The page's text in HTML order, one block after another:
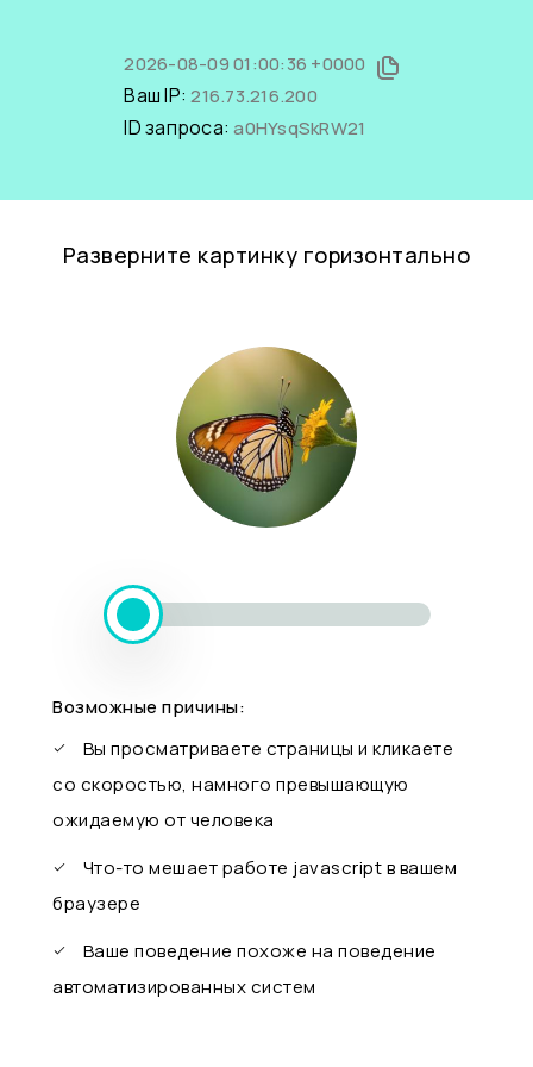
2026-08-09 01:00:36 +0000
Ваш IP:216.73.216.200
ID запроса:a0HYsqSkRW21
Разверните картинку горизонтально
Возможные причины:
Вы просматриваете страницы и кликаете
со скоростью, намного превышающую
ожидаемую от человека
Что-то мешает работе javascript в вашем
браузере
Ваше поведение похоже на поведение
автоматизированных систем